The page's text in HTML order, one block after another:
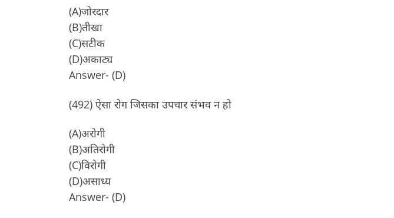
(A)जोरदार
(B)तीखा
(C)सटीक
(D)अकाट्य
Answer- (D)
(492) ऐसा रोग जिसका उपचार संभव न हो
(A)अरोगी
(B)अतिरोगी
(C)विरोगी
(D)असाध्य
Answer- (D)